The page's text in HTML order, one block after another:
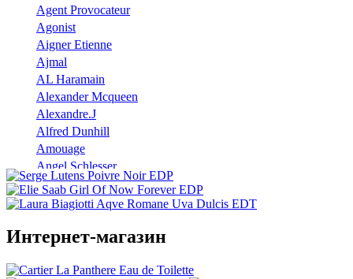
Agent Provocateur
Agonist
Aigner Etienne
Ajmal
AL Haramain
Alexander Mcqueen
Alexandre.J
Alfred Dunhill
Amouage
Angel Schlesser
Anna Sui
Annayake
Antonio Banderas
Armaf
Интернет-магазин